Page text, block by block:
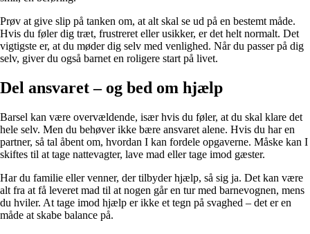
Prøv at give slip på tanken om, at alt skal se ud på en bestemt måde.
Hvis du føler dig træt, frustreret eller usikker, er det helt normalt. Det
vigtigste er, at du møder dig selv med venlighed. Når du passer på dig
selv, giver du også barnet en roligere start på livet.
Del ansvaret – og bed om hjælp
Barsel kan være overvældende, især hvis du føler, at du skal klare det
hele selv. Men du behøver ikke bære ansvaret alene. Hvis du har en
partner, så tal åbent om, hvordan I kan fordele opgaverne. Måske kan I
skiftes til at tage nattevagter, lave mad eller tage imod gæster.
Har du familie eller venner, der tilbyder hjælp, så sig ja. Det kan være
alt fra at få leveret mad til at nogen går en tur med barnevognen, mens
du hviler. At tage imod hjælp er ikke et tegn på svaghed – det er en
måde at skabe balance på.